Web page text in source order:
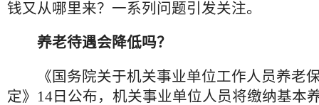
钱又从哪里来？一系列问题引发关注。
养老待遇会降低吗？
《国务院关于机关事业单位工作人员养老
定》14日公布，机关事业单位人员将缴纳基本